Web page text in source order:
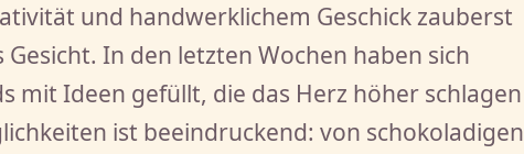
und handwerklichem Geschick zauberst
In den letzten Wochen haben sich
mit Ideen gefüllt, die das Herz höher schlagen
ist beeindruckend: von schokoladigen